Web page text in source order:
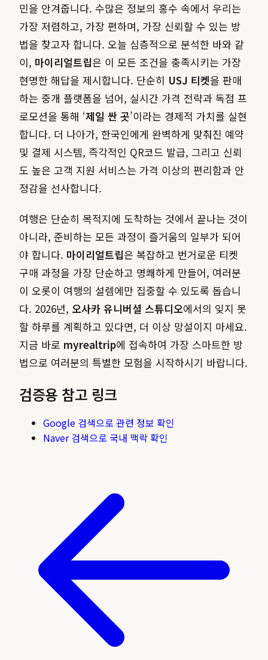
민을 안겨줍니다. 수많은 정보의 홍수 속에서 우리는
가장 저렴하고, 가장 편하며, 가장 신뢰할 수 있는 방
법을 찾고자 합니다. 오늘 심층적으로 분석한 바와 같
이, 마이리얼트립은 이 모든 조건을 충족시키는 가장
현명한 해답을 제시합니다. 단순히 USJ 티켓을 판매
하는 중개 플랫폼을 넘어, 실시간 가격 전략과 독점 프
로모션을 통해 ‘제일 싼 곳’이라는 경제적 가치를 실현
합니다. 더 나아가, 한국인에게 완벽하게 맞춰진 예약
및 결제 시스템, 즉각적인 QR코드 발급, 그리고 신뢰
도 높은 고객 지원 서비스는 가격 이상의 편리함과 안
정감을 선사합니다.
여행은 단순히 목적지에 도착하는 것에서 끝나는 것이
아니라, 준비하는 모든 과정이 즐거움의 일부가 되어
야 합니다. 마이리얼트립은 복잡하고 번거로운 티켓
구매 과정을 가장 단순하고 명쾌하게 만들어, 여러분
이 오롯이 여행의 설렘에만 집중할 수 있도록 돕습니
다. 2026년, 오사카 유니버셜 스튜디오에서의 잊지 못
할 하루를 계획하고 있다면, 더 이상 망설이지 마세요.
지금 바로 myrealtrip에 접속하여 가장 스마트한 방
법으로 여러분의 특별한 모험을 시작하시기 바랍니다.
검증용 참고 링크
Google 검색으로 관련 정보 확인
Naver 검색으로 국내 맥락 확인